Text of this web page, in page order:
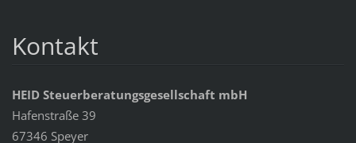
Kontakt
HEID Steuerberatungsgesellschaft mbH
Hafenstraße 39
67346 Speyer